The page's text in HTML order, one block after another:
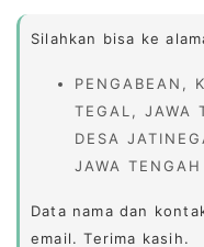
Silahkan bisa ke
PENGABEAN,
TEGAL, JAWA
DESA
JAWA TENGAH
Data nama dan
email. Terima kasih.